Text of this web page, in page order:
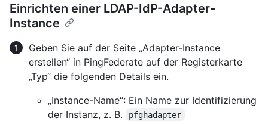
Einrichten einer LDAP-IdP-Adapter-
Instance
Geben Sie auf der Seite „Adapter-Instance
erstellen“ in PingFederate auf der Registerkarte
„Typ“ die folgenden Details ein.
„Instance-Name“: Ein Name zur Identifizierung
der Instanz, z. B.
pfghadapter